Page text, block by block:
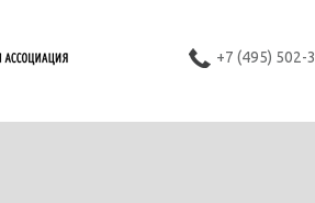
+7 (495) 502-